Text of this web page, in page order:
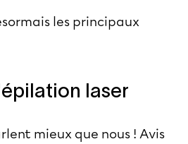
les principaux
laser
mieux que nous ! Avis